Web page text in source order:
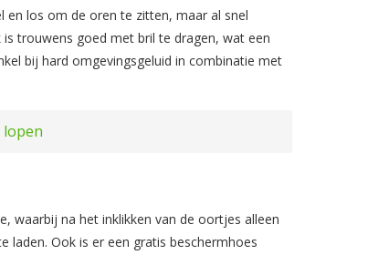
en los om de oren te zitten, maar al snel
trouwens goed met bril te dragen, wat een
bij hard omgevingsgeluid in combinatie met
lopen
waarbij na het inklikken van de oortjes alleen
Ook is er een gratis beschermhoes